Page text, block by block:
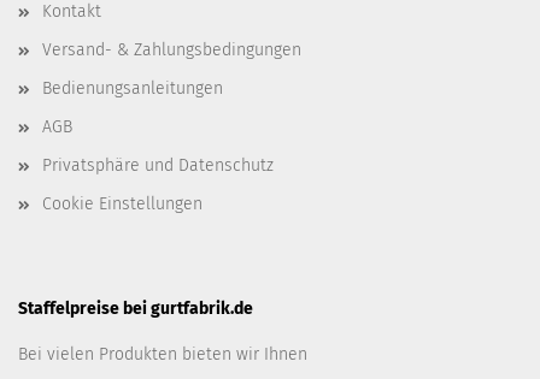
Kontakt
Versand- & Zahlungsbedingungen
Bedienungsanleitungen
AGB
Privatsphäre und Datenschutz
Cookie Einstellungen
Staffelpreise bei gurtfabrik.de
Bei vielen Produkten bieten wir Ihnen